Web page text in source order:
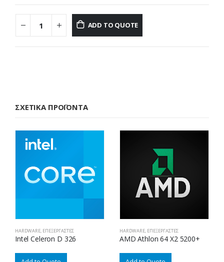
ADD TO QUOTE
ΣΧΕΤΙΚΆ ΠΡΟΪΌΝΤΑ
HARDWARE, ΕΠΕΞΕΡΓΑΣΤΈΣ
Intel Celeron D 326
HARDWARE, ΕΠΕΞΕΡΓΑΣΤΈΣ
AMD Athlon 64 X2 5200+